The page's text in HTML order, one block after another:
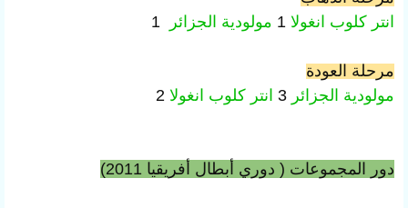
انتر كلوب انغولا مولودية الجزائر 1
مرحلة العودة
مولودية الجزائر
انتر كلوب انغولا 2
دور المجموعات ( دوري أبطال أفريقيا 2011)